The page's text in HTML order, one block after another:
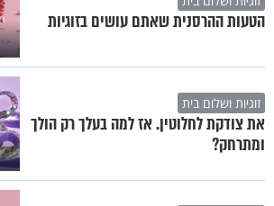
הטעות ההרסנית שאתם עושים בזוגיות
זוגיות ושלום בית
את צודקת לחלוטין. אז למה בעלך רק הולך
ומתרחק?